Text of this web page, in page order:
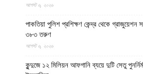
আগস্ট ৬, ২০২৬
পাকতিয়া পুলিশ প্রশিক্ষণ কেন্দ্র থেকে
৩৮৩ তরুণ
আগস্ট ৬, ২০২৬
কুন্দুজে ১২ মিলিয়ন আফগানি ব্যয়ে দুটি সেতু